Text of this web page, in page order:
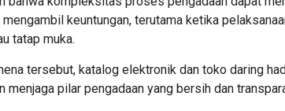
keuntungan, terutama ketika
tatap muka.
tersebut, katalog elektronik dan toko daring
menjaga pilar pengadaan yang bersih dan